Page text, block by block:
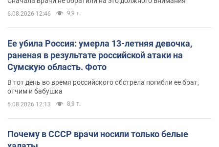
6.08.2026 12:46 9,9 т.
Ее убила Россия: умерла 13-летняя девочка,
раненая в результате российской атаки на
Сумскую область. Фото
В тот день во время российского обстрела погибли ее брат,
отчим и бабушка
6.08.2026 12:13 8,9 т.
Почему в СССР врачи носили только белые